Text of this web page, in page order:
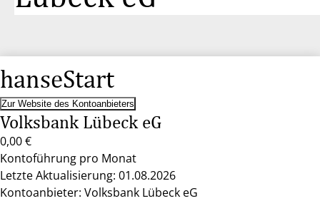
hanseStart
Zur Website des Kontoanbieters
Volksbank Lübeck eG
0,00 €
Kontoführung pro Monat
Letzte Aktualisierung: 01.08.2026
Kontoanbieter: Volksbank Lübeck eG